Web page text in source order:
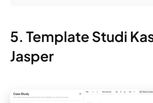
5. Template Studi
Jasper